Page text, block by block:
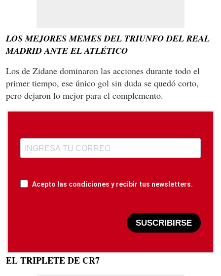
LOS MEJORES MEMES DEL TRIUNFO DEL REAL
MADRID ANTE EL ATLÉTICO
Los de Zidane dominaron las acciones durante todo el
primer tiempo, ese único gol sin duda se quedó corto,
pero dejaron lo mejor para el complemento.
Acepto las condiciones y recibir tus newsletters.
SUSCRIBIRSE
EL TRIPLETE DE CR7